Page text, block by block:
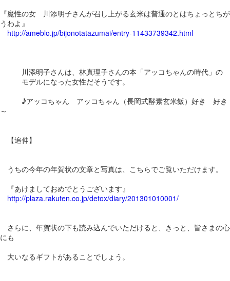
『魔性の女 川添明子さんが召し上がる玄米は普通のとはちょっとちが
うわよ』
http://ameblo.jp/bijonotatazumai/entry-11433739342.html
川添明子さんは、林真理子さんの本「アッコちゃんの時代」の
モデルになった女性だそうです。
♪アッコちゃん アッコちゃん（長岡式酵素玄米飯）好き 好き
～
【追伸】
うちの今年の年賀状の文章と写真は、こちらでご覧いただけます。
『あけましておめでとうございます』
http://plaza.rakuten.co.jp/detox/diary/201301010001/
さらに、年賀状の下も読み込んでいただけると、きっと、皆さまの心
にも
大いなるギフトがあることでしょう。